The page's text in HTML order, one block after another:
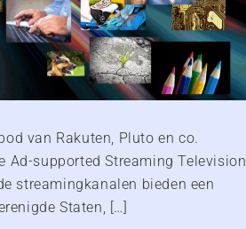
van Rakuten, Pluto en co.
Ad-supported Streaming Television
streamingkanalen bieden een
Staten, […]